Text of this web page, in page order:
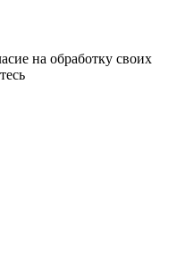
на обработку своих